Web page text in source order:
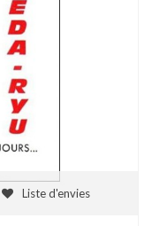
Liste d'envies